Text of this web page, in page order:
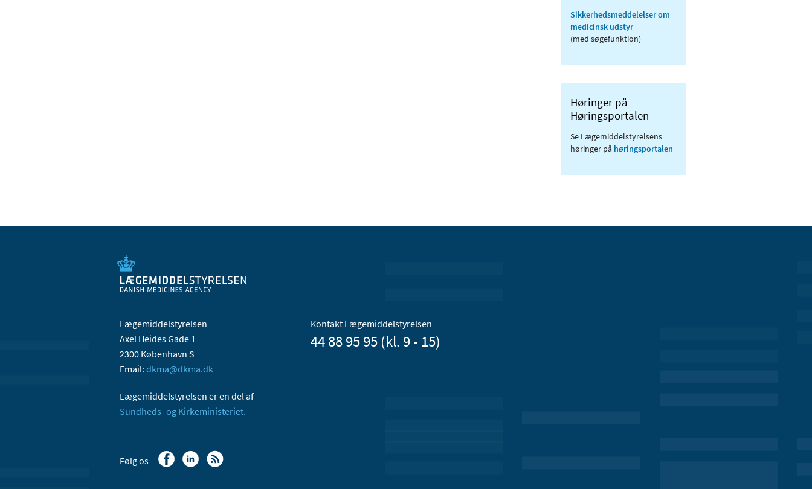
Sikkerhedsmeddelelser om
medicinsk udstyr
(med søgefunktion)
Høringer på
Høringsportalen
Se Lægemiddelstyrelsens
høringer på høringsportalen
Lægemiddelstyrelsen
Axel Heides Gade 1
2300 København S
Email: dkma@dkma.dk
Lægemiddelstyrelsen er en del af
Sundheds- og Kirkeministeriet.
Kontakt Lægemiddelstyrelsen
44 88 95 95 (kl. 9 - 15)
Følg os